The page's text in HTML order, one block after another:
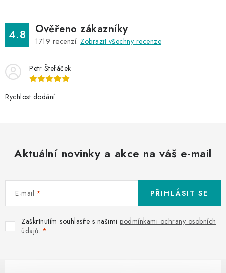
4.8 Ověřeno zákazníky
1719 recenzí. Zobrazit všechny recenze
Petr Štefáček
Rychlost dodání
Aktuální novinky a akce na váš e-mail
E-mail
Zaškrtnutím souhlasíte s našimi podmínkami ochrany osobních
údajů.
PŘIHLÁSIT SE